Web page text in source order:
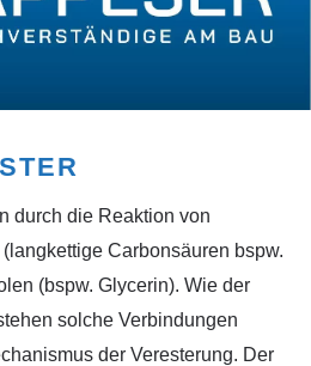
durch die Reaktion von
Carbonsäuren bspw.
(bspw. Glycerin). Wie der
solche Verbindungen
der Veresterung. Der